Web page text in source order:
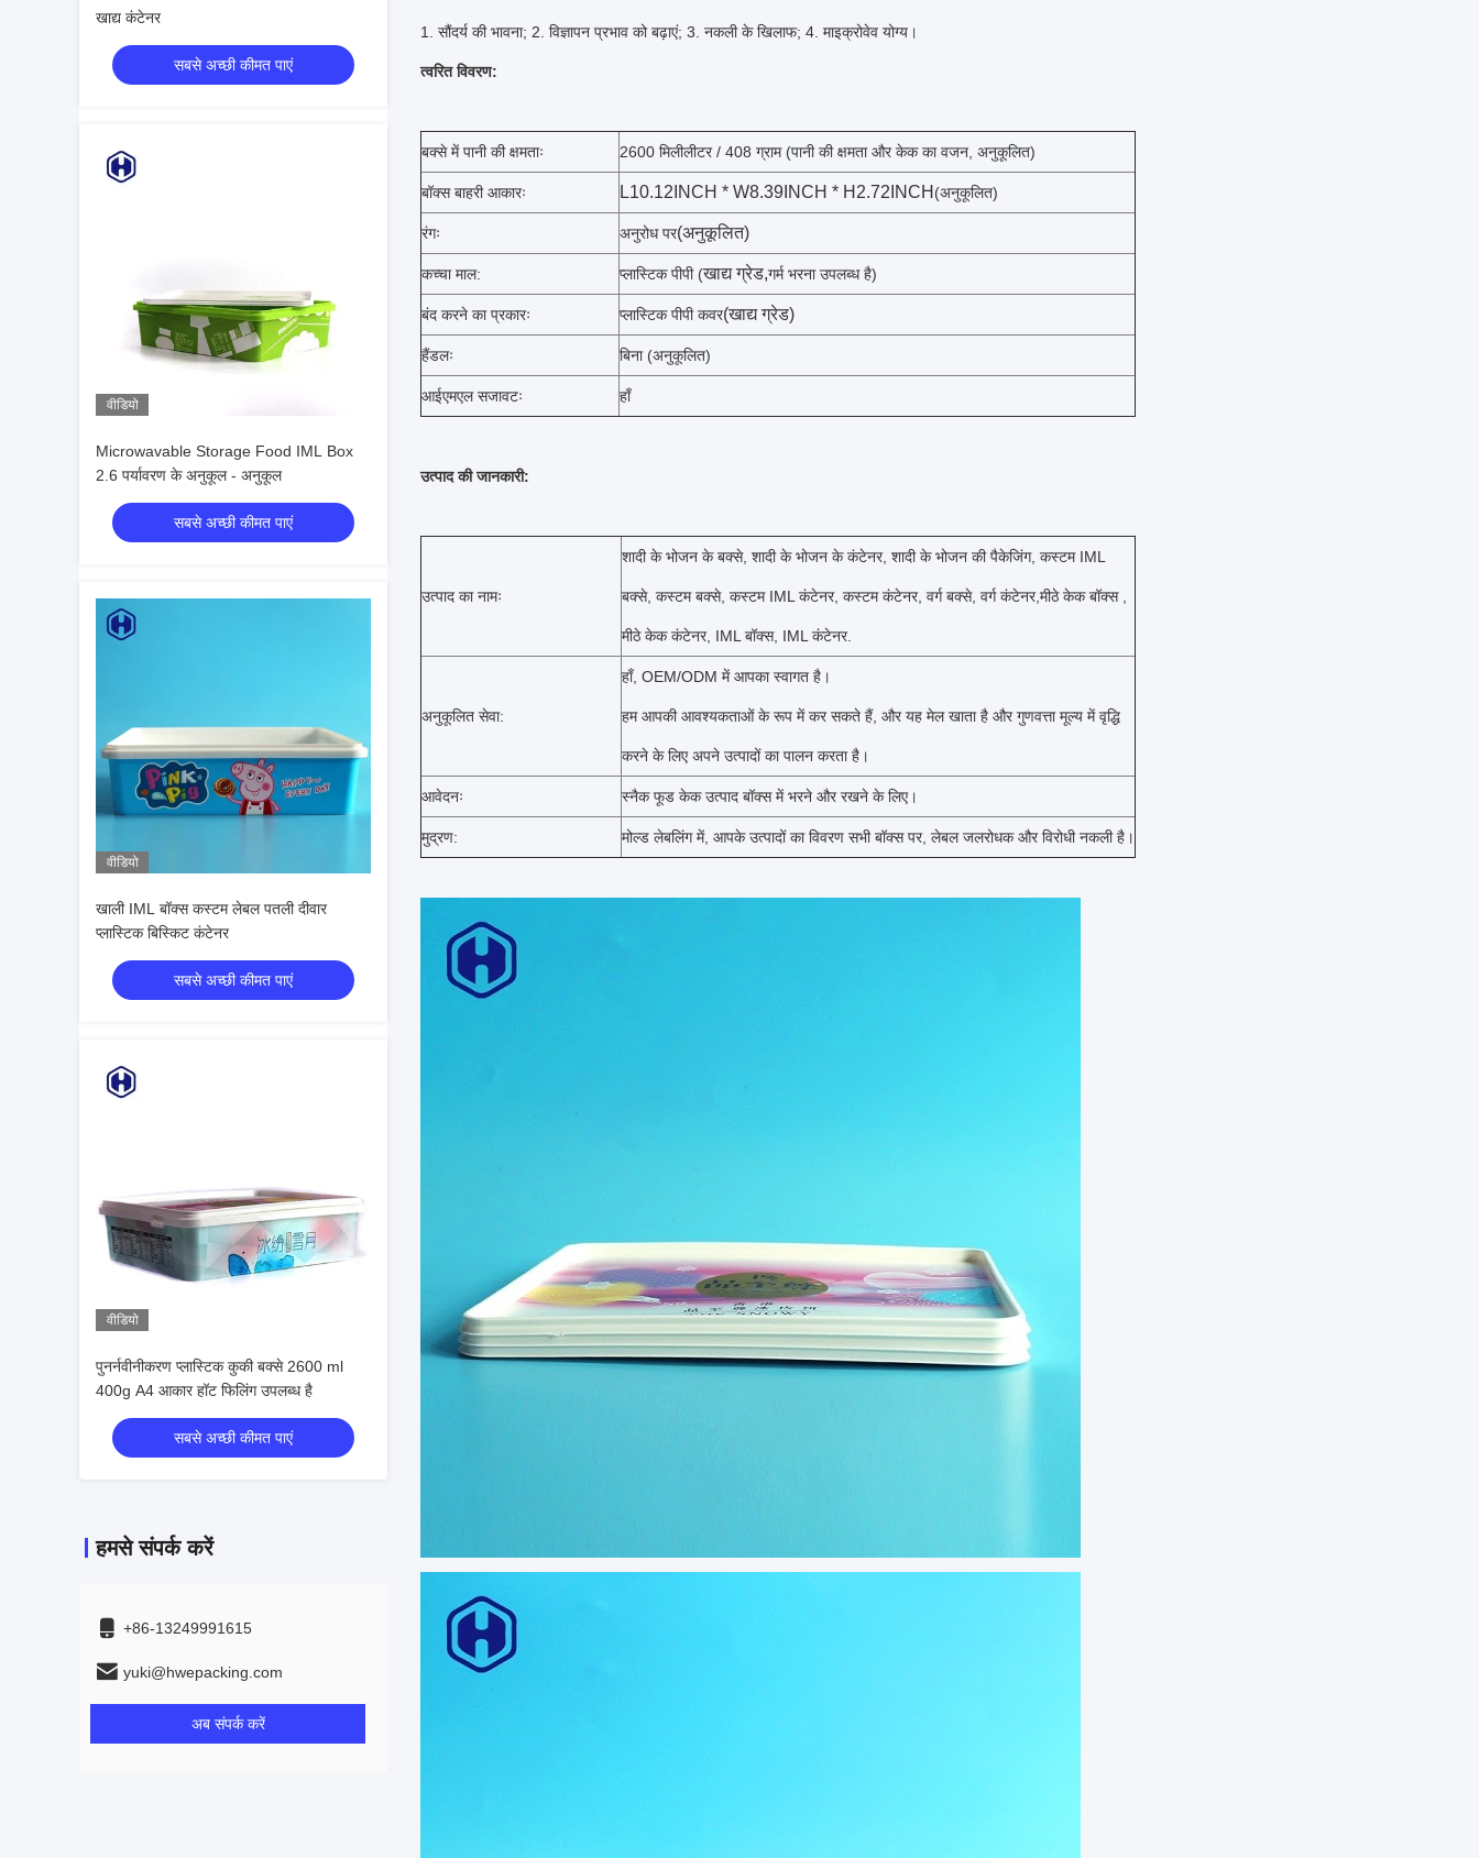
खाद्य कंटेनर
सबसे अच्छी कीमत पाएं
वीडियो
Microwavable Storage Food IML Box
2.6 पर्यावरण के अनुकूल - अनुकूल
सबसे अच्छी कीमत पाएं
वीडियो
खाली IML बॉक्स कस्टम लेबल पतली दीवार
प्लास्टिक बिस्किट कंटेनर
सबसे अच्छी कीमत पाएं
वीडियो
पुनर्नवीनीकरण प्लास्टिक कुकी बक्से 2600 ml
400g A4 आकार हॉट फिलिंग उपलब्ध है
सबसे अच्छी कीमत पाएं
हमसे संपर्क करें
+86-13249991615
yuki@hwepacking.com
अब संपर्क करें
1. सौंदर्य की भावना; 2. विज्ञापन प्रभाव को बढ़ाएं; 3. नकली के खिलाफ; 4. माइक्रोवेव योग्य।
त्वरित विवरण:
बक्से में पानी की क्षमताः 2600 मिलीलीटर / 408 ग्राम (पानी की क्षमता और केक का वजन, अनुकूलित)
बॉक्स बाहरी आकारः L10.12INCH * W8.39INCH * H2.72INCH (अनुकूलित)
रंगः अनुरोध पर(अनुकूलित)
कच्चा माल: प्लास्टिक पीपी (खाद्य ग्रेड,गर्म भरना उपलब्ध है)
बंद करने का प्रकारः प्लास्टिक पीपी कवर(खाद्य ग्रेड)
हैंडलः बिना (अनुकूलित)
आईएमएल सजावटः हाँ
उत्पाद की जानकारी:
उत्पाद का नामः
शादी के भोजन के बक्से, शादी के भोजन के कंटेनर, शादी के भोजन की पैकेजिंग, कस्टम IML
बक्से, कस्टम बक्से, कस्टम IML कंटेनर, कस्टम कंटेनर, वर्ग बक्से, वर्ग कंटेनर,मीठे केक बॉक्स ,
मीठे केक कंटेनर, IML बॉक्स, IML कंटेनर.
अनुकूलित सेवा:
हाँ, OEM/ODM में आपका स्वागत है।
हम आपकी आवश्यकताओं के रूप में कर सकते हैं, और यह मेल खाता है और गुणवत्ता मूल्य में वृद्धि
करने के लिए अपने उत्पादों का पालन करता है।
आवेदनः स्नैक फूड केक उत्पाद बॉक्स में भरने और रखने के लिए।
मुद्रण: मोल्ड लेबलिंग में, आपके उत्पादों का विवरण सभी बॉक्स पर, लेबल जलरोधक और विरोधी नकली है।